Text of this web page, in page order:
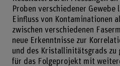
Proben verschiedener Gewebe
Einfluss von Kontaminationen
zwischen verschiedenen
neue Erkenntnisse zur
und des Kristallinitätsgrads zu
für das Folgeprojekt mit